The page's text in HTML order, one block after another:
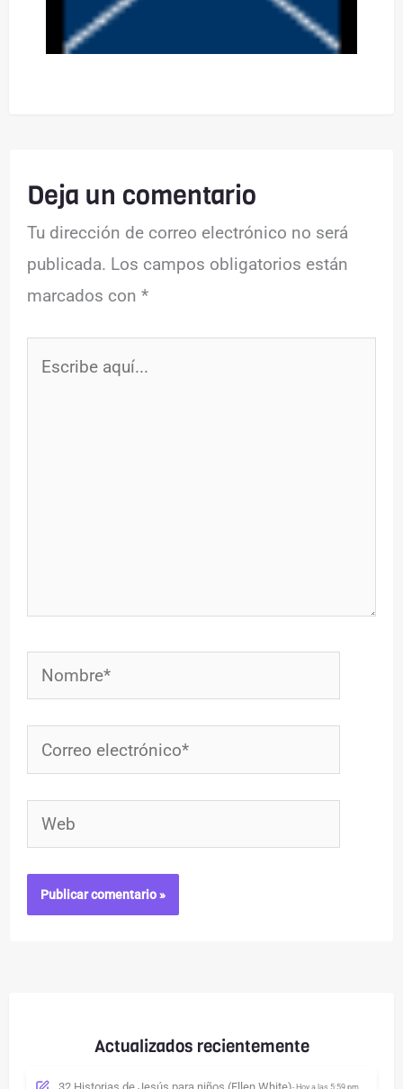
Actualizados recientemente
- Hoy a las 5:59 pm
Deja un comentario
Tu dirección de correo electrónico no será
publicada. Los campos obligatorios están
marcados con*
Nombre*
Correo
electrónico*
Web